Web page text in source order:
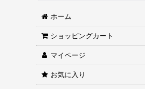
ホーム
ショッピングカート
マイページ
お気に入り